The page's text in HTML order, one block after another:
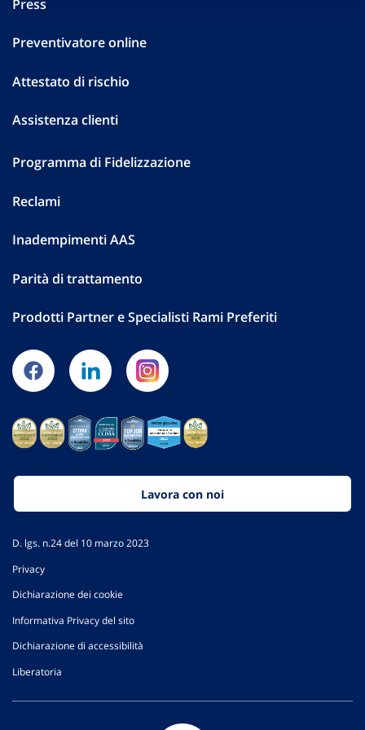
Press
Preventivatore online
Attestato di rischio
Assistenza clienti
Programma di Fidelizzazione
Reclami
Inadempimenti AAS
Parità di trattamento
Prodotti Partner e Specialisti Rami Preferiti
Lavora con noi
D. lgs. n.24 del 10 marzo 2023
Privacy
Dichiarazione dei cookie
Informativa Privacy del sito
Dichiarazione di accessibilità
Liberatoria